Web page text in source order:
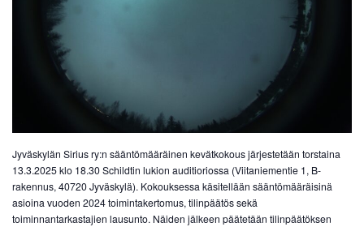
Jyväskylän Sirius ry:n sääntömääräinen kevätkokous järjestetään torstaina
13.3.2025 klo 18.30 Schildtin lukion auditioriossa (Viitaniementie 1, B-
rakennus, 40720 Jyväskylä). Kokouksessa käsitellään sääntömääräisinä
asioina vuoden 2024 toimintakertomus, tilinpäätös sekä
toiminnantarkastajien lausunto. Näiden jälkeen päätetään tilinpäätöksen